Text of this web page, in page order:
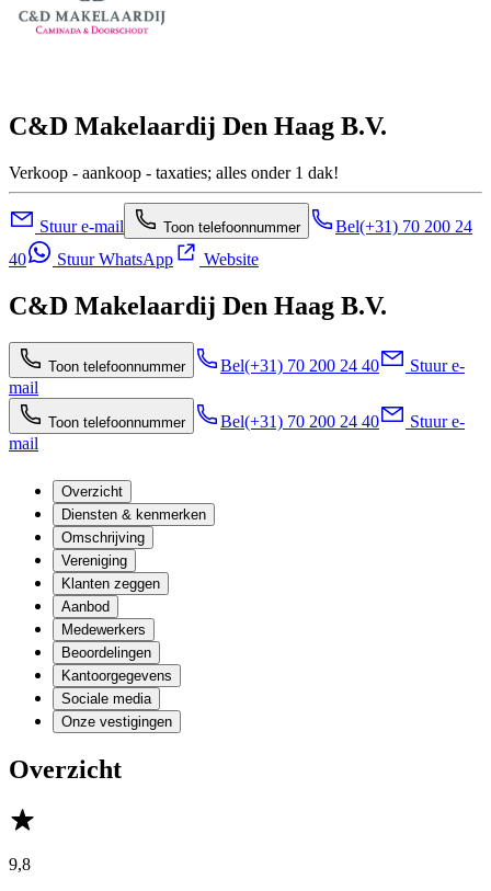
C&D Makelaardij Den Haag B.V.
Verkoop - aankoop - taxaties; alles onder 1 dak!
Stuur e-mail Toon telefoonnummer Bel(+31) 70 200 24
40
Stuur WhatsApp Website
C&D Makelaardij Den Haag B.V.
Toon telefoonnummer Bel(+31) 70 200 24 40
Stuur e-
mail
Toon telefoonnummer Bel(+31) 70 200 24 40
Stuur e-
mail
Overzicht
Diensten & kenmerken
Omschrijving
Vereniging
Klanten zeggen
Aanbod
Medewerkers
Beoordelingen
Kantoorgegevens
Sociale media
Onze vestigingen
Overzicht
9,8